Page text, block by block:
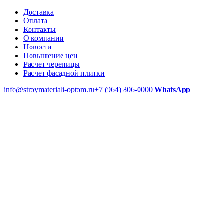
Доставка
Оплата
Контакты
О компании
Новости
Повышение цен
Расчет черепицы
Расчет фасадной плитки
info@stroymateriali-optom.ru+7 (964) 806-0000 WhatsApp